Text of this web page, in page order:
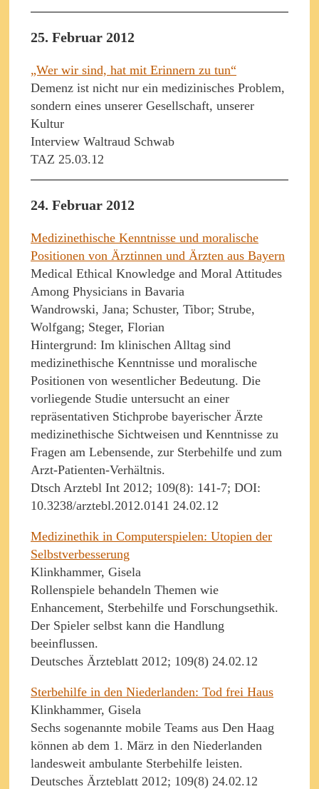
25. Februar 2012
„Wer wir sind, hat mit Erinnern zu tun“
Demenz ist nicht nur ein medizinisches Problem,
sondern eines unserer Gesellschaft, unserer
Kultur
Interview Waltraud Schwab
TAZ 25.03.12
24. Februar 2012
Medizinethische Kenntnisse und moralische
Positionen von Ärztinnen und Ärzten aus Bayern
Medical Ethical Knowledge and Moral Attitudes
Among Physicians in Bavaria
Wandrowski, Jana; Schuster, Tibor; Strube,
Wolfgang; Steger, Florian
Hintergrund: Im klinischen Alltag sind
medizinethische Kenntnisse und moralische
Positionen von wesentlicher Bedeutung. Die
vorliegende Studie untersucht an einer
repräsentativen Stichprobe bayerischer Ärzte
medizinethische Sichtweisen und Kenntnisse zu
Fragen am Lebensende, zur Sterbehilfe und zum
Arzt-Patienten-Verhältnis.
Dtsch Arztebl Int 2012; 109(8): 141-7; DOI:
10.3238/arztebl.2012.0141 24.02.12
Medizinethik in Computerspielen: Utopien der
Selbstverbesserung
Klinkhammer, Gisela
Rollenspiele behandeln Themen wie
Enhancement, Sterbehilfe und Forschungsethik.
Der Spieler selbst kann die Handlung
beeinflussen.
Deutsches Ärzteblatt 2012; 109(8) 24.02.12
Sterbehilfe in den Niederlanden: Tod frei Haus
Klinkhammer, Gisela
Sechs sogenannte mobile Teams aus Den Haag
können ab dem 1. März in den Niederlanden
landesweit ambulante Sterbehilfe leisten.
Deutsches Ärzteblatt 2012; 109(8) 24.02.12